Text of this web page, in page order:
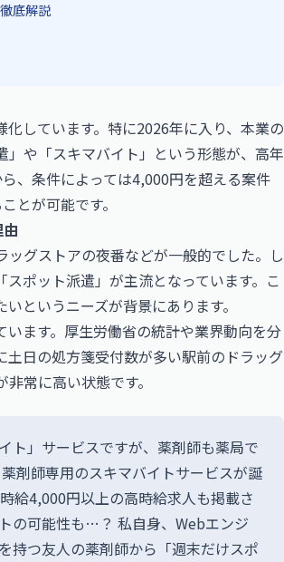
底解説
しています。特に2026年に入り、本業の
や「スキマバイト」という形態が、高年
、条件によっては4,000円を超える案件
とが可能です。
グストアの夜番などが一般的でした。し
ポット派遣」が主流となっています。こ
というニーズが背景にあります。
ます。厚生労働省の統計や業界動向を分
日の処方箋受付数が多い駅前のドラッグ
常に高い状態です。
ト」サービスですが、薬剤師も薬局で
剤師専用のスキマバイトサービスが誕
給4,000円以上の高時給求人も掲載さ
の可能性も…？ 私自身、Webエンジ
持つ友人の薬剤師から「週末だけスポ